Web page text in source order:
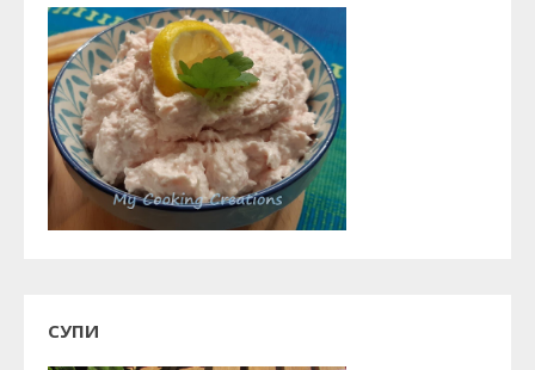
СУПИ